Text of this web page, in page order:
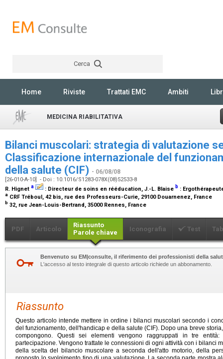
Cerca
Home Riviste Trattati EMC Ambiti
MEDICINA RIABILITATIVA
Bilanci muscolari: strategia di valutazione
Classificazione internazionale del
della salute (CIF) - 06/08/08
[26-010-A-10] - Doi : 10.1016/S1283-078X(08)52533-8
R. Hignet a : Directeur de soins en rééducation, J.-L. Blaise b :
a CRF Tréboul, 42 bis, rue des Professeurs-Curie, 29100 Douarnenez, France
b 32, rue Jean-Louis-Bertrand, 35000 Rennes, France
PDF Articolo
Riassunto
Parole chiave
Iconografia Test
Benvenuto su EM|consulte, il riferimento dei professionisti della
L'accesso al testo integrale di questo articolo richiede un abbonamento.
Riassunto
Questo articolo intende mettere in ordine i bilanci muscolari secondo i
del funzionamento, dell'handicap e della salute (CIF). Dopo una breve
compongono. Questi sei elementi vengono raggruppati in tre
partecipazione. Vengono trattate le connessioni di ogni attività con i bilanci
della scelta del bilancio muscolare a seconda dell'atto motorio, della